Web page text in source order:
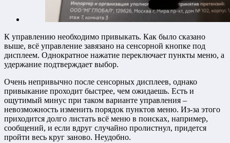
К управлению необходимо привыкать. Как было сказано
выше, всё управление завязано на сенсорной кнопке под
дисплеем. Однократное нажатие переключает пункты меню, а
удержание подтверждает выбор.
Очень непривычно после сенсорных дисплеев, однако
привыкание проходит быстрее, чем ожидаешь. Есть и
ощутимый минус при таком варианте управления –
невозможность изменить порядок пунктов меню. Из-за этого
приходится долго листать всё меню в поисках, например,
сообщений, и если вдруг случайно пролистнул, придется
пройти весь круг заново. Неудобно.